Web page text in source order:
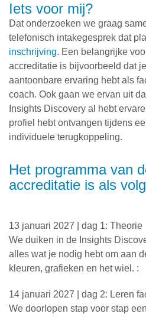
Iets voor mij?
Dat onderzoeken we graag
telefonisch intakegesprek dat
inschrijving. Een belangrijke
accreditatie is bijvoorbeeld dat
aantoonbare ervaring hebt als
coach. Ook gaan we ervan uit
Insights Discovery al hebt
profiel hebt ontvangen tijdens
individuele terugkoppeling.
Het programma van
accreditatie is als
13 januari 2027 | dag 1: Theorie
We duiken in de Insights
alles wat je nodig hebt om aan
kleuren, grafieken en het wiel. :
14 januari 2027 | dag 2: Leren
We doorlopen stap voor stap